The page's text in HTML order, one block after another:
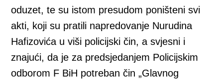
oduzet, te su istom presudom poništeni svi
akti, koji su pratili napredovanje Nurudina
Hafizovića u viši policijski čin, a svjesni i
znajući, da je za predsjedanjem Policijskim
odborom F BiH potreban čin „Glavnog